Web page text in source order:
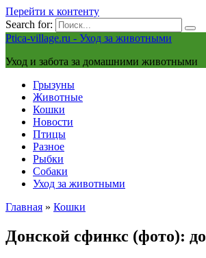
Перейти к контенту
Search for:
Ptica-village.ru - Уход за животными
Уход и забота за домашними животными
Грызуны
Животные
Кошки
Новости
Птицы
Разное
Рыбки
Собаки
Уход за животными
Главная » Кошки
Донской сфинкс (фото):